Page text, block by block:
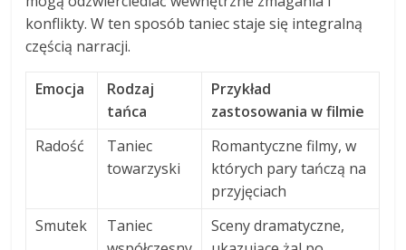
konflikty. W ten sposób taniec staje się integralną
częścią narracji.
Emocja
Rodzaj
tańca
Przykład
zastosowania w filmie
Radość
Taniec
towarzyski
Romantyczne filmy, w
których pary tańczą na
przyjęciach
Smutek
Taniec
Sceny dramatyczne,